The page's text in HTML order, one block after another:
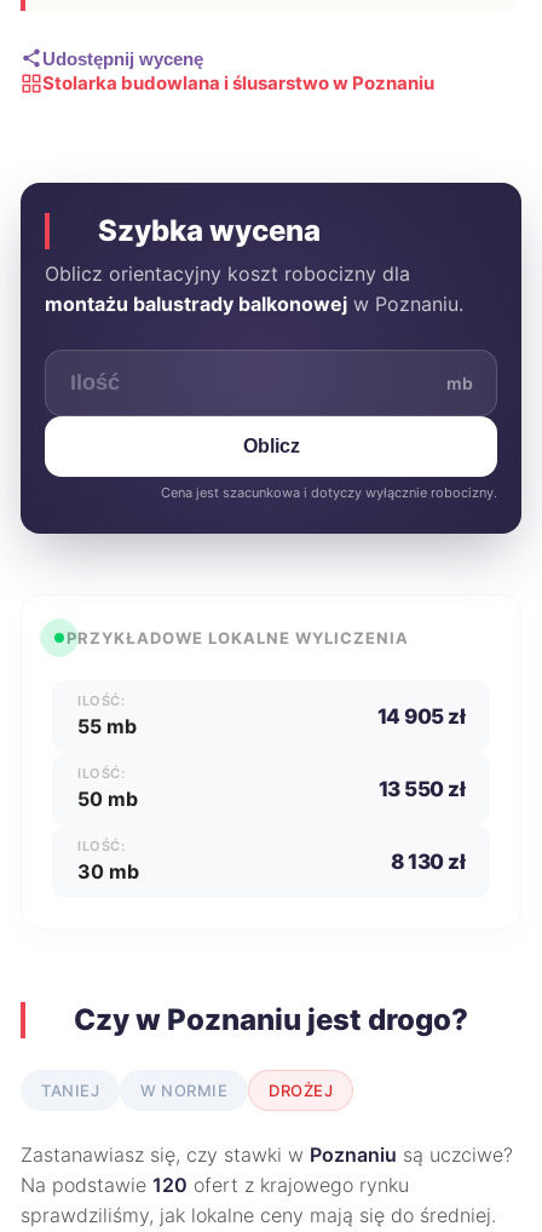
Udostępnij wycenę
Stolarka budowlana i ślusarstwo w Poznaniu
Szybka wycena
Oblicz orientacyjny koszt robocizny dla
montażu balustrady balkonowej w Poznaniu.
mb
Oblicz
Cena jest szacunkowa i dotyczy wyłącznie robocizny.
PRZYKŁADOWE LOKALNE WYLICZENIA
ILOŚĆ:
55 mb 14 905 zł
ILOŚĆ:
50 mb 13 550 zł
ILOŚĆ:
30 mb 8 130 zł
Czy w Poznaniu jest drogo?
TANIEJ W NORMIE DROŻEJ
Zastanawiasz się, czy stawki w Poznaniu są uczciwe?
Na podstawie 120 ofert z krajowego rynku
sprawdziliśmy, jak lokalne ceny mają się do średniej.